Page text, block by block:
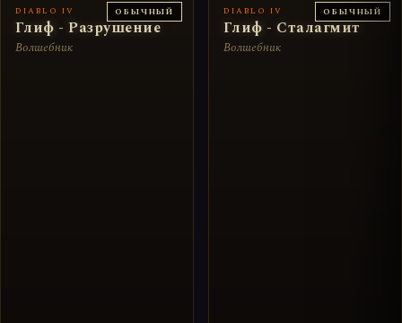
ОБЫЧНЫЙ
DIABLO IV
Глиф - Разрушение
Волшебник
ОБЫЧНЫЙ
DIABLO IV
Глиф - Сталагмит
Волшебник